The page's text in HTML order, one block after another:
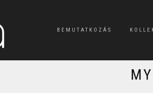
BEMUTATKOZÁS